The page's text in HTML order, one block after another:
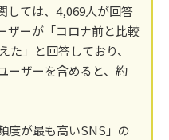
しては、4,069人が回答
ザーが「コロナ前と比較
た」と回答しており、
ーザーを含めると、約
度が最も高いSNS」の